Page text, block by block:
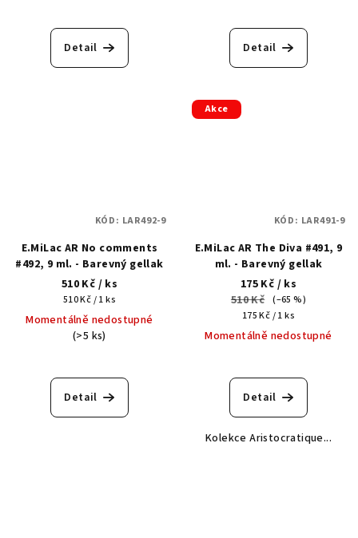
Detail Detail
E.MiLac AR No comments
#492, 9 ml. - Barevný gellak
510 Kč / ks
Měrná
cena:
510 Kč / 1 ks
Momentálně nedostupné
(>5 ks)
Detail
KÓD: LAR492-9
Akce
E.MiLac AR The Diva #491, 9
ml. - Barevný gellak
175 Kč / ks
510 Kč (–65 %)
Měrná
cena:
175 Kč / 1 ks
Momentálně nedostupné
Detail
Kolekce Aristocratique...
KÓD: LAR491-9